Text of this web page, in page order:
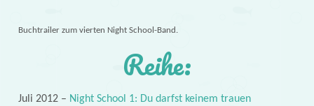
Buchtrailer zum vierten Night School-Band.
Reihe:
Juli 2012 – Night School 1: Du darfst keinem trauen